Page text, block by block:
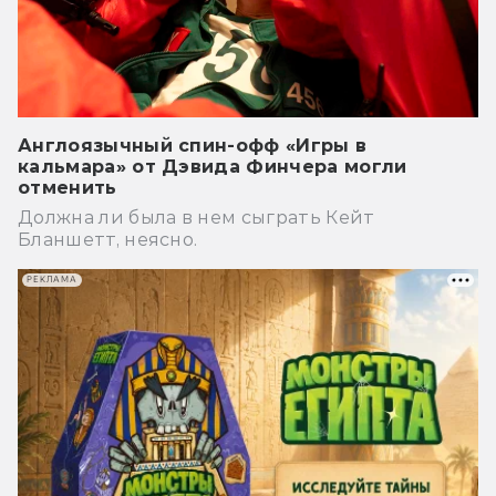
Англоязычный спин-офф «Игры в
кальмара» от Дэвида Финчера могли
отменить
Должна ли была в нем сыграть Кейт
Бланшетт, неясно.
РЕКЛАМА